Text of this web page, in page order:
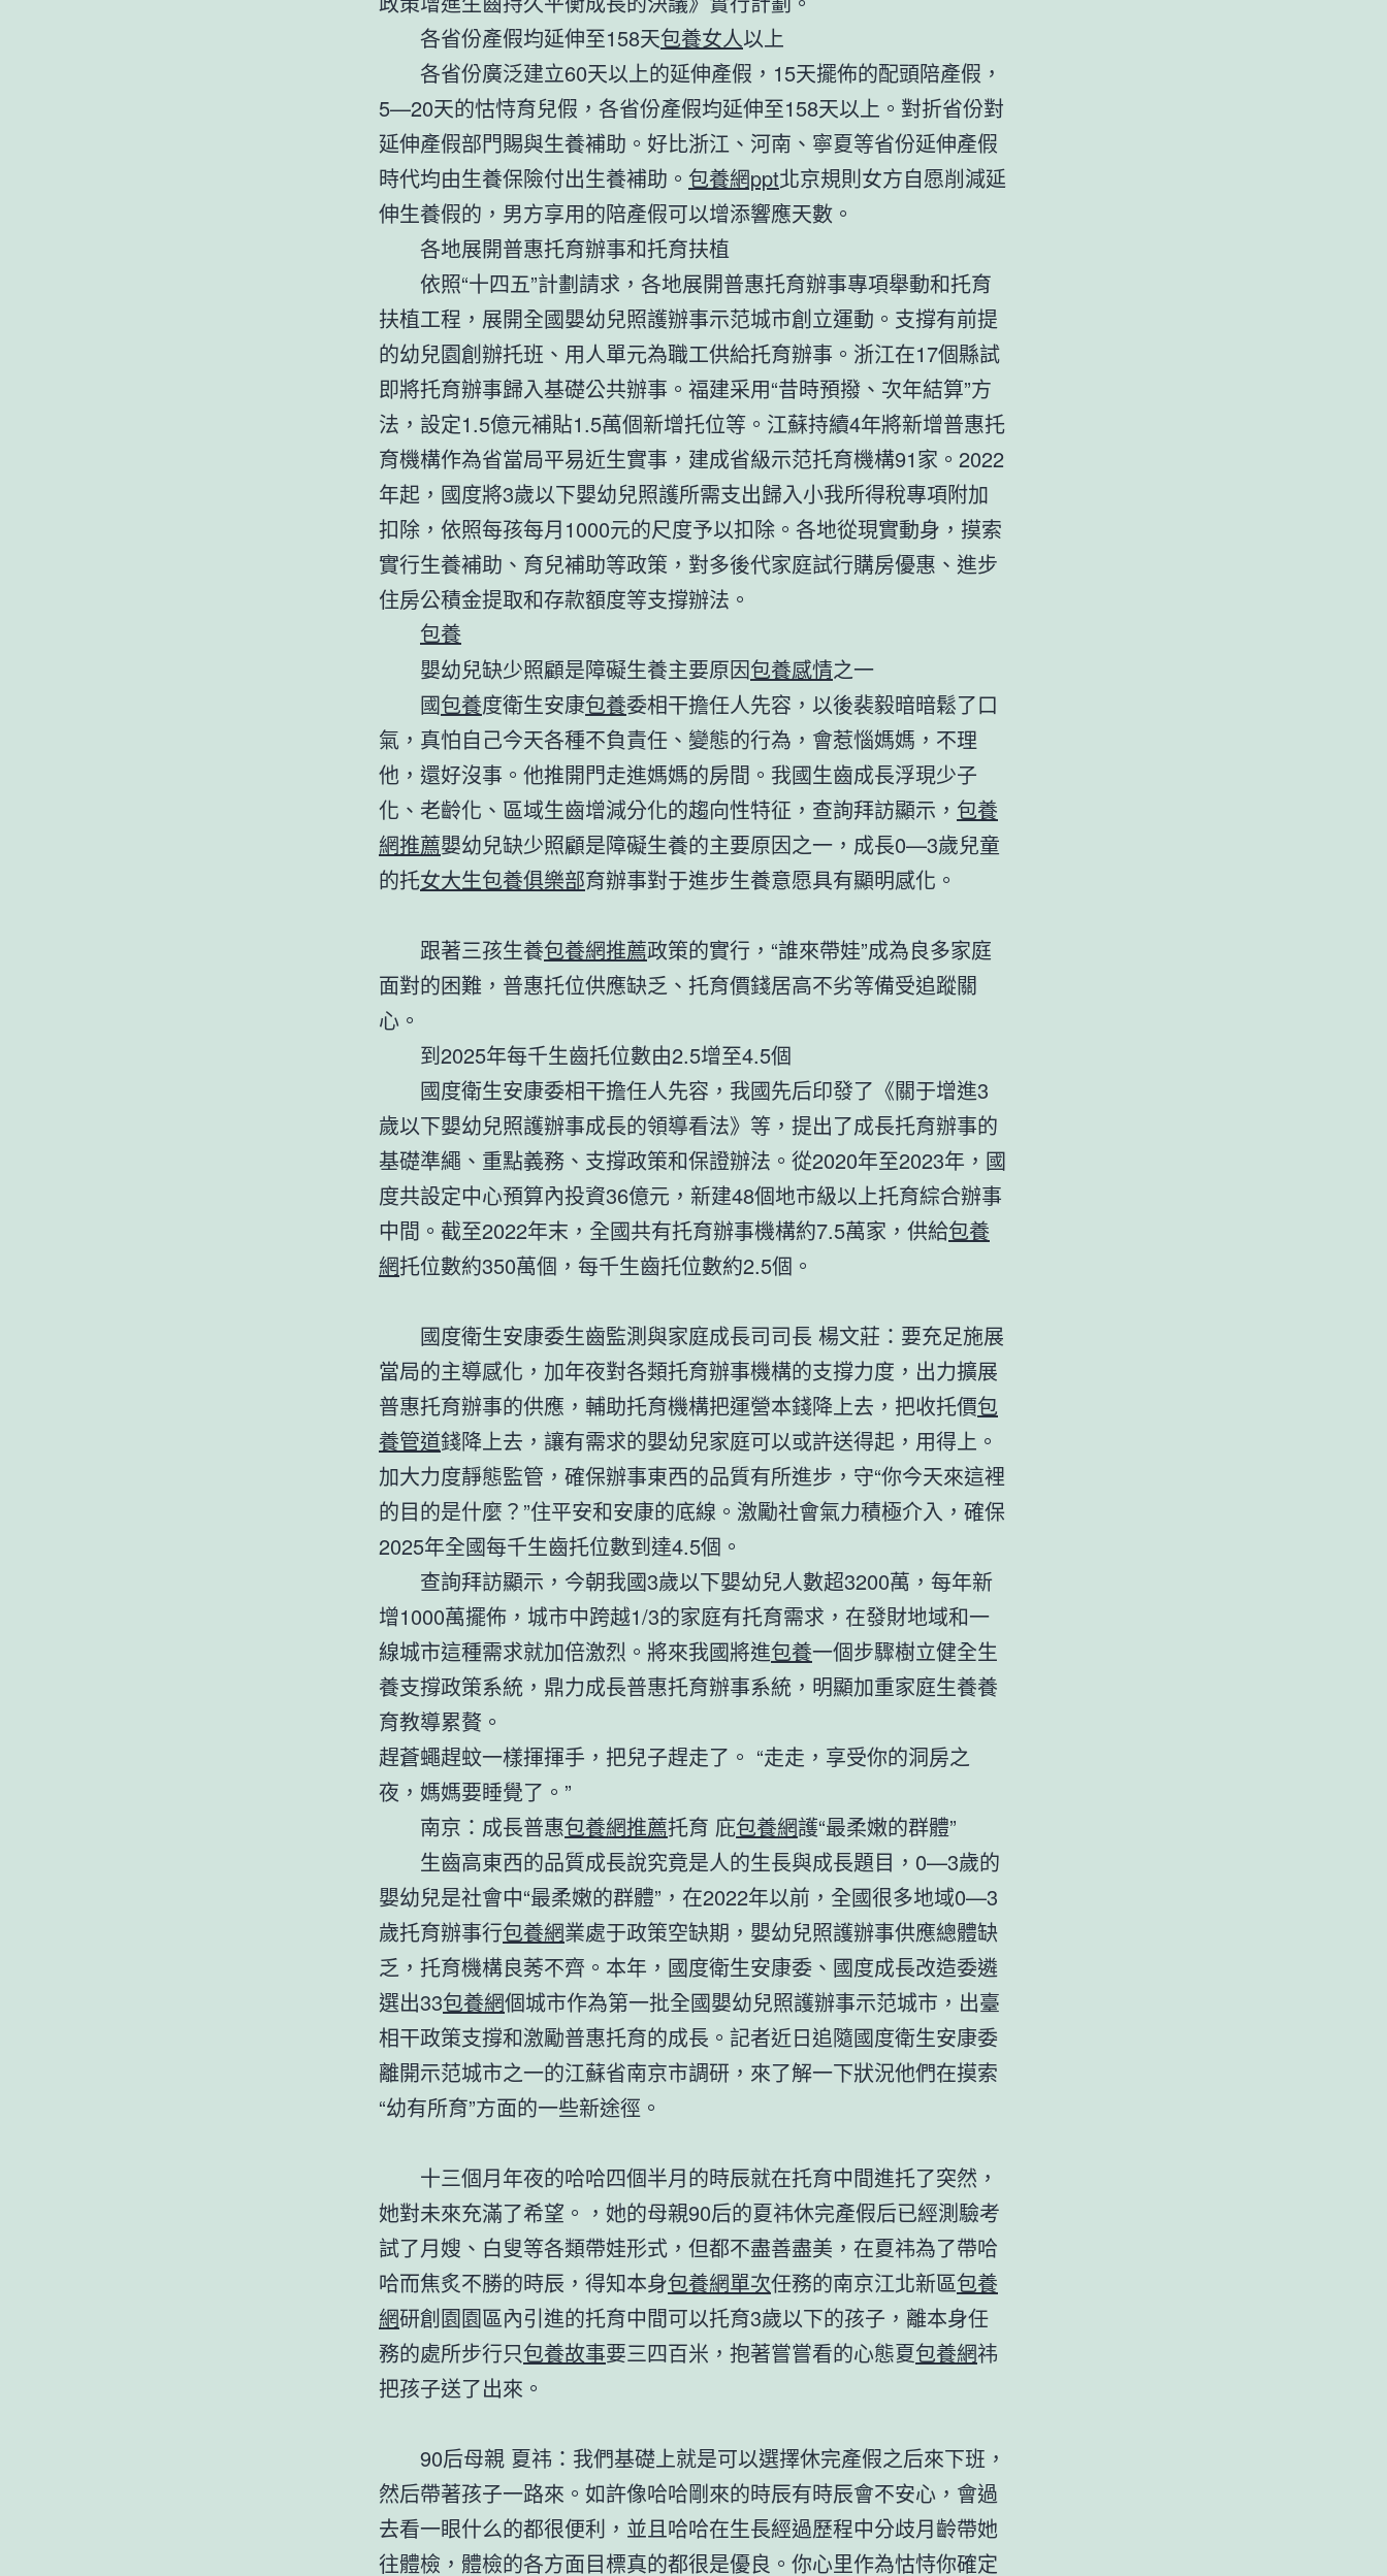
各省份產假均延伸至158天包養女人以上
各省份廣泛建立60天以上的延伸產假，15天擺佈的配頭陪產假，
5—20天的怙恃育兒假，各省份產假均延伸至158天以上。對折省份對
延伸產假部門賜與生養補助。好比浙江、河南、寧夏等省份延伸產假
時代均由生養保險付出生養補助。 包養網ppt北京規則女方自愿削減延
伸生養假的，男方享用的陪產假可以增添響應天數。
各地展開普惠托育辦事和托育扶植
依照“十四五”計劃請求，各地展開普惠托育辦事專項舉動和托育
扶植工程，展開全國嬰幼兒照護辦事示范城市創立運動。支撐有前提
的幼兒園創辦托班、用人單元為職工供給托育辦事。浙江在17個縣試
即將托育辦事歸入基礎公共辦事。福建采用“昔時預撥、次年結算”方
法，設定1.5億元補貼1.5萬個新增托位等。江蘇持續4年將新增普惠托
育機構作為省當局平易近生實事，建成省級示范托育機構91家。2022
年起，國度將3歲以下嬰幼兒照護所需支出歸入小我所得稅專項附加
扣除，依照每孩每月1000元的尺度予以扣除。各地從現實動身，摸索
實行生養補助、育兒補助等政策，對多後代家庭試行購房優惠、進步
住房公積金提取和存款額度等支撐辦法。
包養
嬰幼兒缺少照顧是障礙生養主要原因包養感情之一
國包養度衛生安康包養委相干擔任人先容，以後裴毅暗暗鬆了口
氣，真怕自己今天各種不負責任、變態的行為，會惹惱媽媽，不理
他，還好沒事。他推開門走進媽媽的房間。我國生齒成長浮現少子
化、老齡化、區域生齒增減分化的趨向性特征，查詢拜訪顯示， 包養
網推薦嬰幼兒缺少照顧是障礙生養的主要原因之一，成長0—3歲兒童
的托女大生包養俱樂部育辦事對于進步生養意愿具有顯明感化。
跟著三孩生養包養網推薦政策的實行，“誰來帶娃”成為良多家庭
面對的困難，普惠托位供應缺乏、托育價錢居高不劣等備受追蹤關
心。
到2025年每千生齒托位數由2.5增至4.5個
國度衛生安康委相干擔任人先容，我國先后印發了《關于增進3
歲以下嬰幼兒照護辦事成長的領導看法》等，提出了成長托育辦事的
基礎準繩、重點義務、支撐政策和保證辦法。從2020年至2023年，國
度共設定中心預算內投資36億元，新建48個地市級以上托育綜合辦事
中間。截至2022年末，全國共有托育辦事機構約7.5萬家，供給包養
網托位數約350萬個，每千生齒托位數約2.5個。
國度衛生安康委生齒監測與家庭成長司司長 楊文莊：要充足施展
當局的主導感化，加年夜對各類托育辦事機構的支撐力度，出力擴展
普惠托育辦事的供應，輔助托育機構把運營本錢降上去，把收托價包
養管道錢降上去，讓有需求的嬰幼兒家庭可以或許送得起，用得上。
加大力度靜態監管，確保辦事東西的品質有所進步，守“你今天來這裡
的目的是什麼？”住平安和安康的底線。激勵社會氣力積極介入，確保
2025年全國每千生齒托位數到達4.5個。
查詢拜訪顯示，今朝我國3歲以下嬰幼兒人數超3200萬，每年新
增1000萬擺佈，城市中跨越1/3的家庭有托育需求，在發財地域和一
線城市這種需求就加倍激烈。將來我國將進包養一個步驟樹立健全生
養支撐政策系統，鼎力成長普惠托育辦事系統，明顯加重家庭生養養
育教導累贅。
趕蒼蠅趕蚊一樣揮揮手，把兒子趕走了。 “走走，享受你的洞房之
夜，媽媽要睡覺了。”
南京：成長普惠包養網推薦托育 庇包養網護“最柔嫩的群體”
生齒高東西的品質成長說究竟是人的生長與成長題目，0—3歲的
嬰幼兒是社會中“最柔嫩的群體”，在2022年以前，全國很多地域0—3
歲托育辦事行包養網業處于政策空缺期，嬰幼兒照護辦事供應總體缺
乏，托育機構良莠不齊。本年，國度衛生安康委、國度成長改造委遴
選出33包養網個城市作為第一批全國嬰幼兒照護辦事示范城市，出臺
相干政策支撐和激勵普惠托育的成長。記者近日追隨國度衛生安康委
離開示范城市之一的江蘇省南京市調研，來了解一下狀況他們在摸索
“幼有所育”方面的一些新途徑。
十三個月年夜的哈哈四個半月的時辰就在托育中間進托了突然，
她對未來充滿了希望。，她的母親90后的夏祎休完產假后已經測驗考
試了月嫂、白叟等各類帶娃形式，但都不盡善盡美，在夏祎為了帶哈
哈而焦炙不勝的時辰，得知本身包養網單次任務的南京江北新區包養
網研創園園區內引進的托育中間可以托育3歲以下的孩子，離本身任
務的處所步行只包養故事要三四百米，抱著嘗嘗看的心態夏包養網祎
把孩子送了出來。
90后母親 夏祎：我們基礎上就是可以選擇休完產假之后來下班，
然后帶著孩子一路來。如許像哈哈剛來的時辰有時辰會不安心，會過
去看一眼什么的都很便利，並且哈哈在生長經過歷程中分歧月齡帶她
往體檢，體檢的各方面目標真的都很是優良。你心里作為怙恃你確定